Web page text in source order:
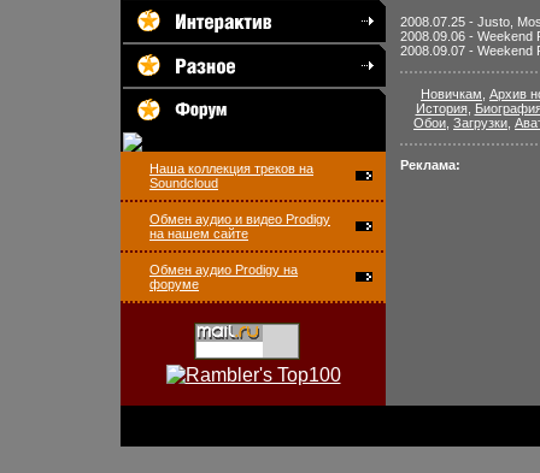
Наша коллекция треков на
Soundcloud
Обмен аудио и видео Prodigy
на нашем сайте
Обмен аудио Prodigy на
форуме
2008.07.25 - Justo,
2008.09.06 - Weekend
2008.09.07 - Weekend
Новичкам Архив
История,
Обои Загрузки
Реклама: